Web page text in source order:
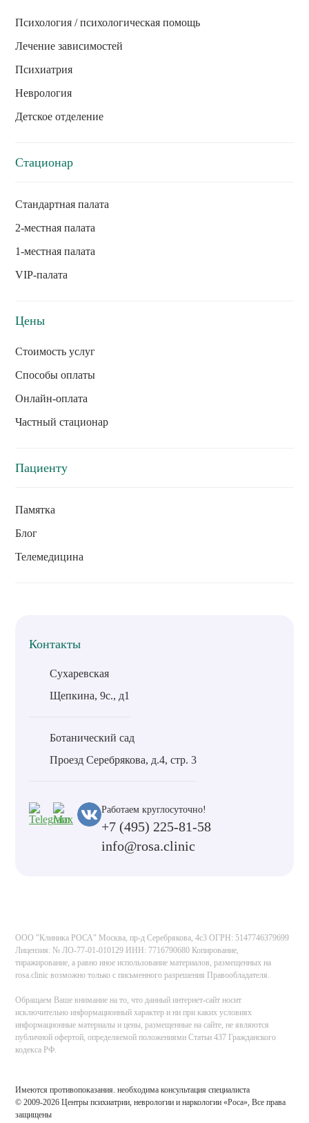
Психология / психологическая помощь
Лечение зависимостей
Психиатрия
Неврология
Детское отделение
Стационар
Стандартная палата
2-местная палата
1-местная палата
VIP-палата
Цены
Стоимость услуг
Способы оплаты
Онлайн-оплата
Частный стационар
Пациенту
Памятка
Блог
Телемедицина
Контакты
Сухаревская
Щепкина, 9с., д1
Ботанический сад
Проезд Серебрякова, д.4, стр. 3
Работаем круглосуточно!
+7 (495) 225-81-58
info@rosa.clinic
ООО "Клиника РОСА" Москва, пр-д Серебрякова, 4с3 ОГРН: 5147746379699
Лицензия: № ЛО-77-01-010129 ИНН: 7716790680 Копирование,
тиражирование, а равно иное использование материалов, размещенных на
rosa.clinic возможно только с письменного разрешения Правообладателя.
Обращаем Ваше внимание на то, что данный интернет-сайт носит
исключительно информационный характер и ни при каких условиях
информационные материалы и цены, размещенные на сайте, не являются
публичной офертой, определяемой положениями Статьи 437 Гражданского
кодекса РФ.
Имеются противопоказания. необходима консультация специалиста
© 2009-2026 Центры психиатрии, неврологии и наркологии «Роса», Все права
защищены